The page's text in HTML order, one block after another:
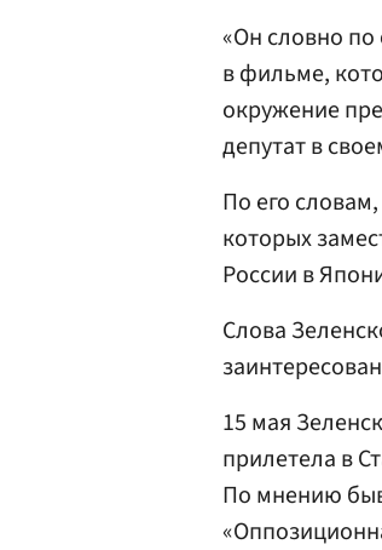
«Он словно по
в фильме,
окружение
депутат в
По его
которых
России в
Слова
15 мая
прилетела в
По мнению